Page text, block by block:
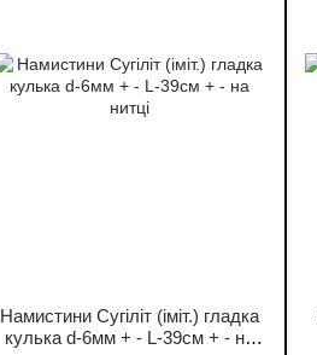
Намистини Сугіліт (іміт.) гладка
кулька d-6мм + - L-39см + - на